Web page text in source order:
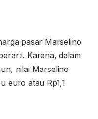
pasar Marselino
Karena, dalam
nilai Marselino
euro atau Rp1,1